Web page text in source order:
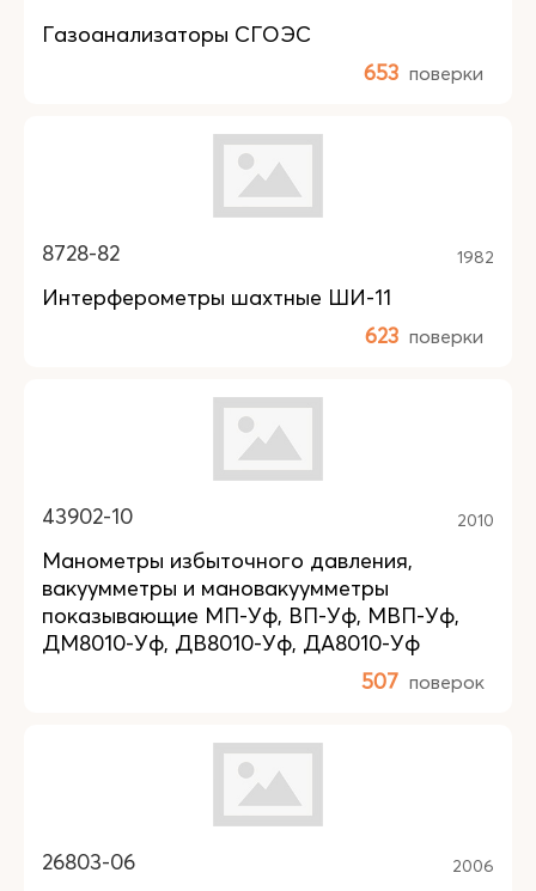
Газоанализаторы СГОЭС
653 поверки
8728-82 1982
Интерферометры шахтные ШИ-11
623 поверки
43902-10 2010
Манометры избыточного давления,
вакуумметры и мановакуумметры
показывающие МП-Уф, ВП-Уф, МВП-Уф,
ДМ8010-Уф, ДВ8010-Уф, ДА8010-Уф
507 поверок
26803-06 2006